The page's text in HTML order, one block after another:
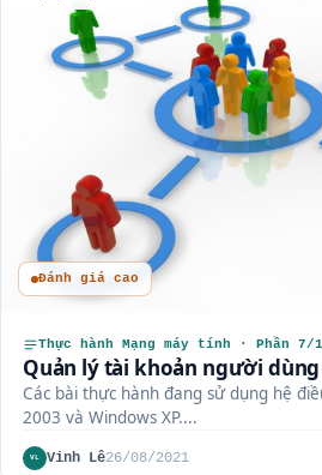
Đánh giá cao
Thực hành Mạng máy tính · Phần 7/
Quản lý tài khoản người
Các bài thực hành đang sử dụng hệ
2003 và Windows XP....
VL Vinh Lê26/08/2021